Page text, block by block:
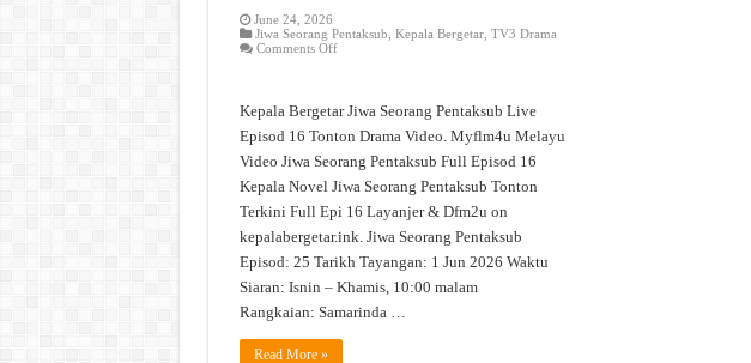
June 24, 2026
Jiwa Seorang Pentaksub Kepala Bergetar, TV3 Drama
Comments Offon
Live
Episod
16
Drama
Kepala Bergetar Jiwa Seorang Pentaksub Live
Episod 16 Tonton Drama Video. Myflm4u Melayu
Video Jiwa Seorang Pentaksub Full Episod 16
Kepala Novel Jiwa Seorang Pentaksub Tonton
Terkini Full Epi 16 Layanjer & Dfm2u on
kepalabergetar.ink. Jiwa Seorang Pentaksub
Episod: 25 Tarikh Tayangan: 1 Jun 2026 Waktu
Siaran: Isnin – Khamis, 10:00 malam
Rangkaian: Samarinda …
Read More »